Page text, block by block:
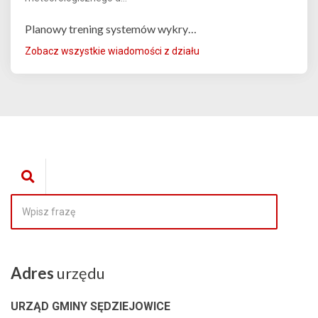
Planowy trening systemów wykry…
Zobacz wszystkie wiadomości z działu
Adres urzędu
URZĄD GMINY SĘDZIEJOWICE